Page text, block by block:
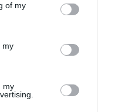
You may click to
its third-party tags to
in below Google
of my
my
my